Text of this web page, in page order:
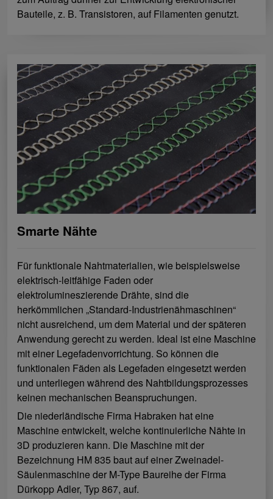
Bauteile, z. B. Transistoren, auf Filamenten genutzt.
Smarte Nähte
Für funktionale Nahtmaterialien, wie beispielsweise
elektrisch-leitfähige Faden oder
elektrolumineszierende Drähte, sind die
herkömmlichen „Standard-Industrienähmaschinen“
nicht ausreichend, um dem Material und der späteren
Anwendung gerecht zu werden. Ideal ist eine Maschine
mit einer Legefadenvorrichtung. So können die
funktionalen Fäden als Legefaden eingesetzt werden
und unterliegen während des Nahtbildungsprozesses
keinen mechanischen Beanspruchungen.
Die niederländische Firma Habraken hat eine
Maschine entwickelt, welche kontinuierliche Nähte in
3D produzieren kann. Die Maschine mit der
Bezeichnung HM 835 baut auf einer Zweinadel-
Säulenmaschine der M-Type Baureihe der Firma
Dürkopp Adler, Typ 867, auf.